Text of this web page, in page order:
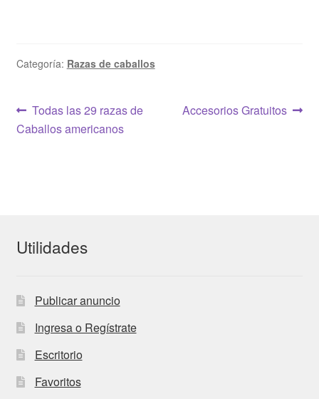
Categoría: Razas de caballos
Navegación
de
Anterior:
Todas las 29 razas de
Caballos americanos
Siguiente:
Accesorios Gratuitos
Utilidades
Publicar anuncio
Ingresa o Regístrate
Escritorio
Favoritos